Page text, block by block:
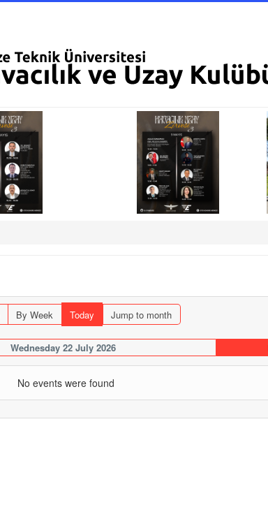
By Week Today Jump to month
Wednesday 22 July 2026
No events were found